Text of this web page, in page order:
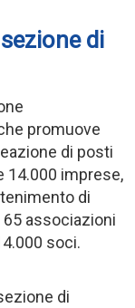
di
promuove
di posti
14.000 imprese,
di
65 associazioni
soci.
di